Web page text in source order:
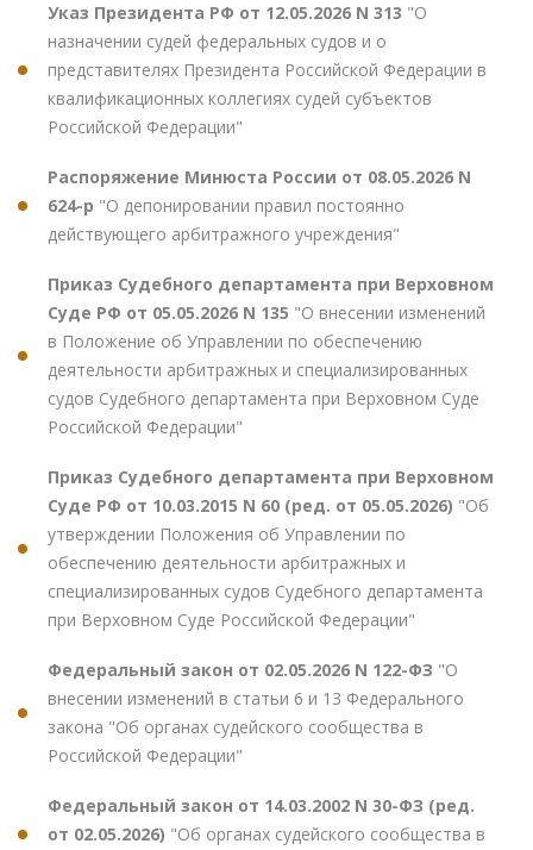
Указ Президента РФ от 12.05.2026 N 313 "О
назначении судей федеральных судов и о
представителях Президента Российской Федерации в
квалификационных коллегиях судей субъектов
Российской Федерации"
Распоряжение Минюста России от 08.05.2026 N
624-р "О депонировании правил постоянно
действующего арбитражного учреждения"
Приказ Судебного департамента при Верховном
Суде РФ от 05.05.2026 N 135 "О внесении изменений
в Положение об Управлении по обеспечению
деятельности арбитражных и специализированных
судов Судебного департамента при Верховном Суде
Российской Федерации"
Приказ Судебного департамента при Верховном
Суде РФ от 10.03.2015 N 60 (ред. от 05.05.2026) "Об
утверждении Положения об Управлении по
обеспечению деятельности арбитражных и
специализированных судов Судебного департамента
при Верховном Суде Российской Федерации"
Федеральный закон от 02.05.2026 N 122-ФЗ "О
внесении изменений в статьи 6 и 13 Федерального
закона "Об органах судейского сообщества в
Российской Федерации"
Федеральный закон от 14.03.2002 N 30-ФЗ (ред.
от 02.05.2026) "Об органах судейского сообщества в